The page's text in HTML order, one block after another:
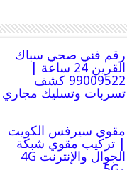
رقم فني صحي سباك
القرين 24 ساعة |
99009522 كشف
تسربات وتسليك مجاري
مقوي سيرفس الكويت
| تركيب مقوي شبكة
الجوال والإنترنت 4G